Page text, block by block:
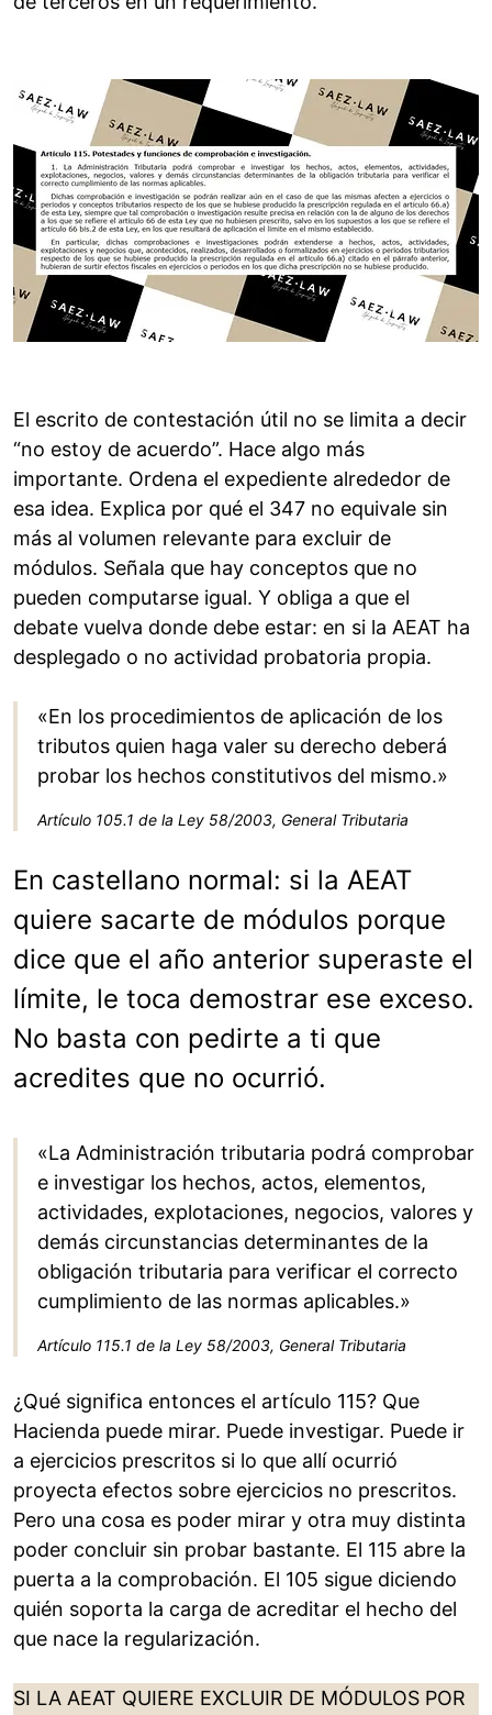
El escrito de contestación útil no se limita a decir
“no estoy de acuerdo”. Hace algo más
importante. Ordena el expediente alrededor de
esa idea. Explica por qué el 347 no equivale sin
más al volumen relevante para excluir de
módulos. Señala que hay conceptos que no
pueden computarse igual. Y obliga a que el
debate vuelva donde debe estar: en si la AEAT ha
desplegado o no actividad probatoria propia.
«En los procedimientos de aplicación de los
tributos quien haga valer su derecho deberá
probar los hechos constitutivos del mismo.»
Artículo 105.1 de la Ley 58/2003, General Tributaria
En castellano normal: si la AEAT
quiere sacarte de módulos porque
dice que el año anterior superaste el
límite, le toca demostrar ese exceso.
No basta con pedirte a ti que
acredites que no ocurrió.
«La Administración tributaria podrá comprobar
e investigar los hechos, actos, elementos,
actividades, explotaciones, negocios, valores y
demás circunstancias determinantes de la
obligación tributaria para verificar el correcto
cumplimiento de las normas aplicables.»
Artículo 115.1 de la Ley 58/2003, General Tributaria
¿Qué significa entonces el artículo 115? Que
Hacienda puede mirar. Puede investigar. Puede ir
a ejercicios prescritos si lo que allí ocurrió
proyecta efectos sobre ejercicios no prescritos.
Pero una cosa es poder mirar y otra muy distinta
poder concluir sin probar bastante. El 115 abre la
puerta a la comprobación. El 105 sigue diciendo
quién soporta la carga de acreditar el hecho del
que nace la regularización.
SI LA AEAT QUIERE EXCLUIR DE MÓDULOS POR